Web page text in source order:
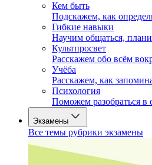
Кем быть
Подскажем, как
Гибкие навыки
Научим общаться,
Культпросвет
Расскажем обо всём
Учёба
Расскажем, как
Психология
Поможем разобраться в
Экзамены
Все темы рубрики экзамены